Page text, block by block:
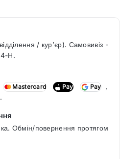
/ кур’єр). Самовивіз -
4-Н.
Mastercard Pay Pay
,
Обмін/повернення протягом